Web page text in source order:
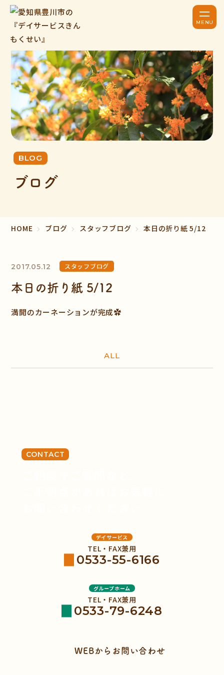
BLOG
ブログ
HOME ブログ スタッフブログ 本日の折り紙 5/12
2017.05.12 スタッフブログ
本日の折り紙 5/12
満開のカーネーションが完成✿
ALL
CONTACT
デイサービス
TEL・FAX兼用
0533-55-6166
グループホーム
TEL・FAX兼用
0533-79-6248
WEBからお問い合わせ